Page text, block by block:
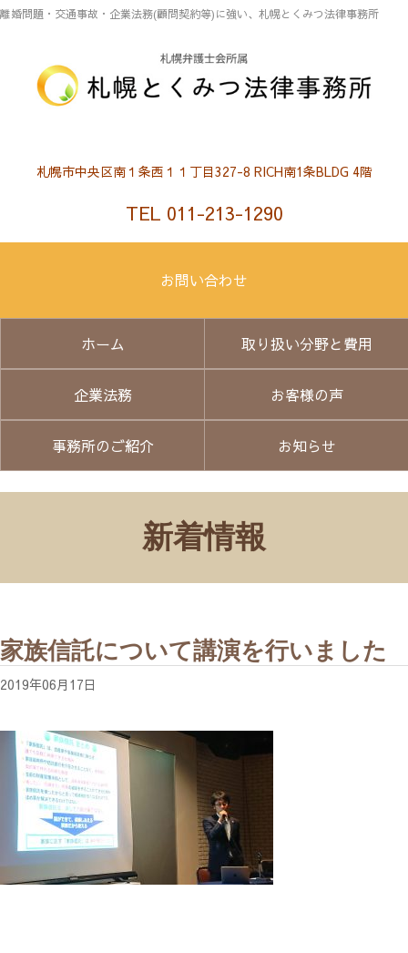
離婚問題・交通事故・企業法務(顧問契約等)に強い、札幌とくみつ法律事務所
札幌市中央区南１条西１１丁目327-8 RICH南1条BLDG 4階
TEL 011-213-1290
お問い合わせ
ホーム 取り扱い分野と費用
企業法務 お客様の声
事務所のご紹介 お知らせ
新着情報
家族信託について講演を行いました
2019年06月17日